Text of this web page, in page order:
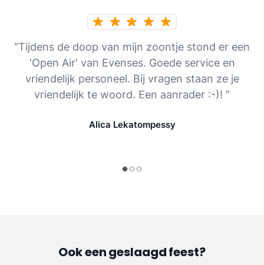
“Tijdens de doop van mijn zoontje stond er een
'Open Air' van Evenses. Goede service en
vriendelijk personeel. Bij vragen staan ze je
vriendelijk te woord. Een aanrader :-)! ”
Alica Lekatompessy
Ook een geslaagd feest?